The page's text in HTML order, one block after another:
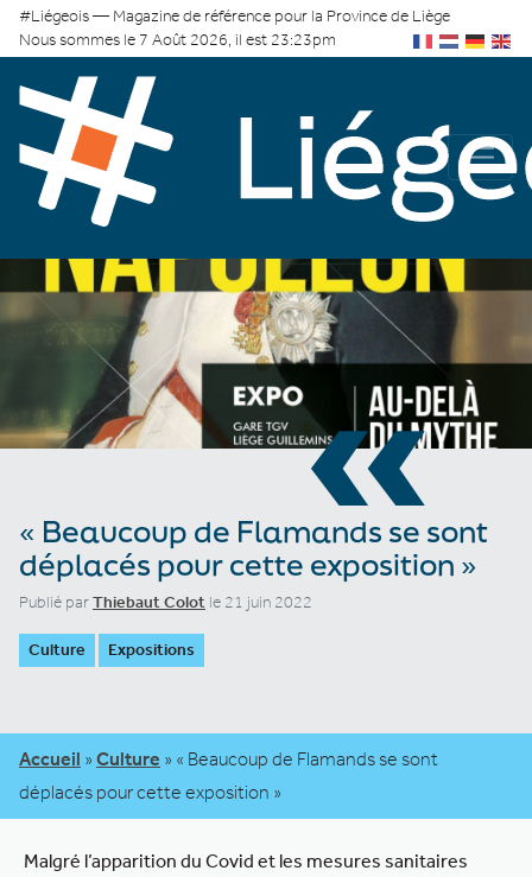
#Liégeois — Magazine de référence pour la Province de Liège
Nous sommes le 7 Août 2026, il est 23:23pm
«
« Beaucoup de Flamands se sont
déplacés pour cette exposition »
Publié parThiebaut Colot le 21 juin 2022
Culture Expositions
Accueil » Culture » « Beaucoup de Flamands se sont
déplacés pour cette exposition »
Malgré l’apparition du Covid et les mesures sanitaires